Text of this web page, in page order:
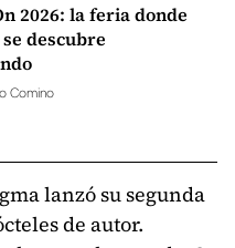
2026: la feria donde
descubre
Comino
lanzó su segunda
de autor.